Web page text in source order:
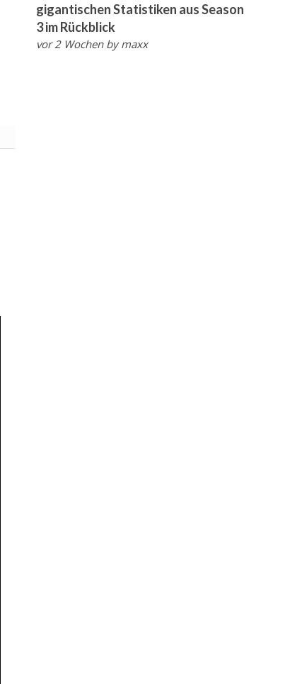
gigantischen Statistiken aus Season
3 im Rückblick
vor 2 Wochen bymaxx